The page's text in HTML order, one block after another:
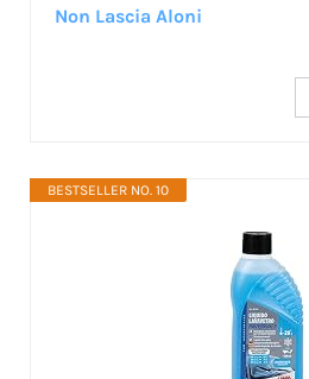
Non Lascia Aloni
BESTSELLER NO. 10